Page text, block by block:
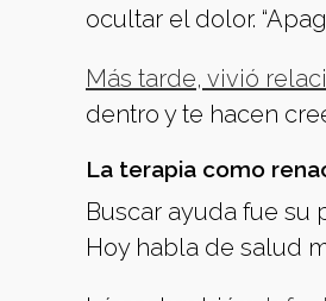
ocultar el dolor.
Más tarde, vivió
dentro y te hacen
La terapia como
Buscar ayuda fue su
Hoy habla de salud